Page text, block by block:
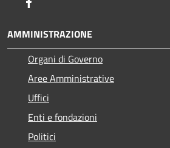
AMMINISTRAZIONE
Organi di Governo
Aree Amministrative
Uffici
Enti e fondazioni
Politici